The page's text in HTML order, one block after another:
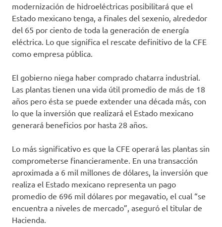
modernización de hidroeléctricas posibilitará que el
Estado mexicano tenga, a finales del sexenio, alrededor
del 65 por ciento de toda la generación de energía
eléctrica. Lo que significa el rescate definitivo de la CFE
como empresa pública.
El gobierno niega haber comprado chatarra industrial.
Las plantas tienen una vida útil promedio de más de 18
años pero ésta se puede extender una década más, con
lo que la inversión que realizará el Estado mexicano
generará beneficios por hasta 28 años.
Lo más significativo es que la CFE operará las plantas sin
comprometerse financieramente. En una transacción
aproximada a 6 mil millones de dólares, la inversión que
realiza el Estado mexicano representa un pago
promedio de 696 mil dólares por megavatio, el cual “se
encuentra a niveles de mercado”, aseguró el titular de
Hacienda.